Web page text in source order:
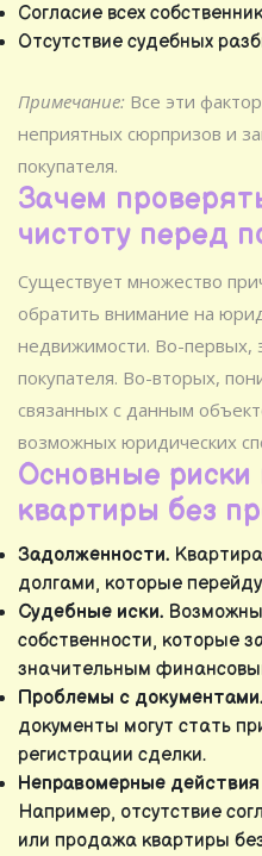
Согласие всех
Отсутствие судебных
Примечание: Все эти
неприятных сюрпризов и
покупателя.
Зачем
чистоту перед
Существует множество
обратить внимание на
недвижимости. Во-первых,
покупателя. Во-вторых,
связанных с данным
возможных юридических
Основные риски
квартиры без
Задолженности.
долгами, которые
Судебные иски.
собственности, которые
значительным
Проблемы с документами.
документы могут стать
регистрации сделки.
Неправомерные
Например, отсутствие
или продажа квартиры